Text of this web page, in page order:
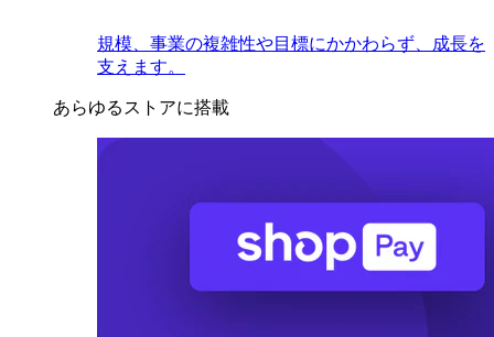
規模、事業の複雑性や目標にかかわらず、成長を
支えます。
あらゆるストアに搭載